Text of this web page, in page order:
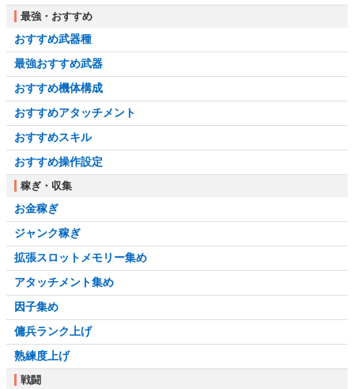
最強・おすすめ
おすすめ武器種
最強おすすめ武器
おすすめ機体構成
おすすめアタッチメント
おすすめスキル
おすすめ操作設定
稼ぎ・収集
お金稼ぎ
ジャンク稼ぎ
拡張スロットメモリー集め
アタッチメント集め
因子集め
傭兵ランク上げ
熟練度上げ
戦闘